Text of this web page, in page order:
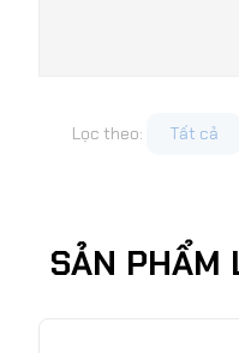
Lọc theo: Tất cả
SẢN PHẨM